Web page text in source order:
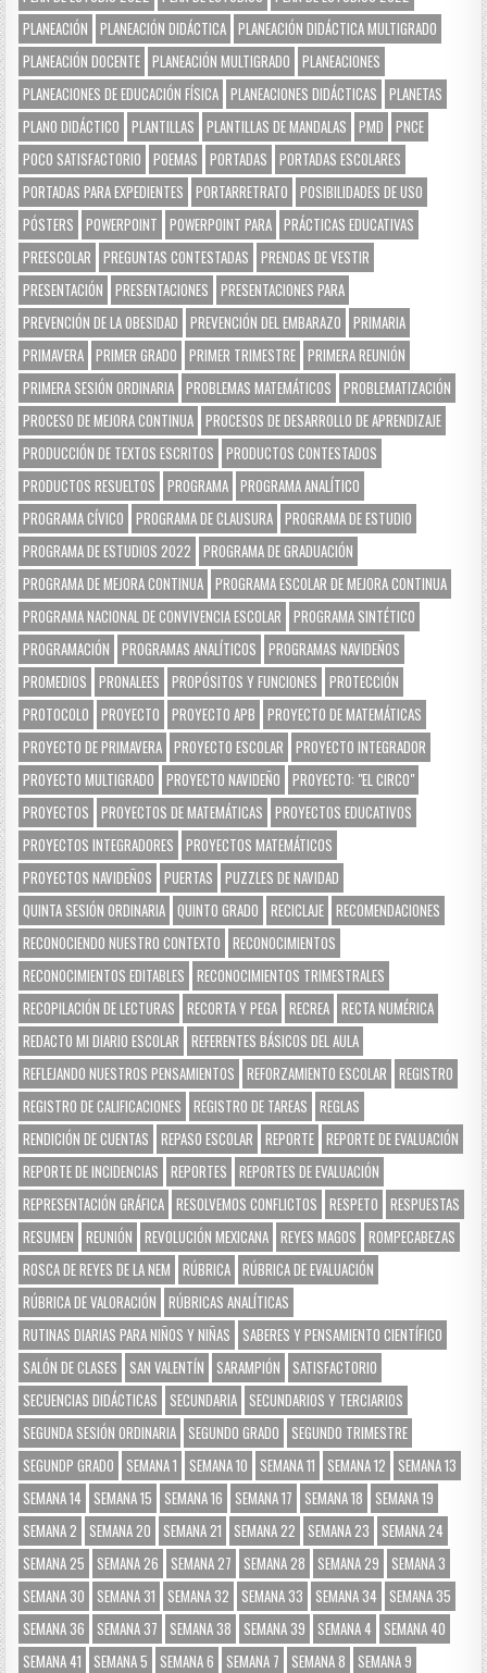
PLANEACIÓN
PLANEACIÓN DIDÁCTICA PLANEACIÓN DIDÁCTICA MULTIGRADO
PLANEACIÓN DOCENTE PLANEACIÓN MULTIGRADO
PLANEACIONES
PLANEACIONES DE EDUCACIÓN FÍSICA PLANEACIONES DIDÁCTICAS
PLANETAS
PLANO DIDÁCTICO
PLANTILLAS PLANTILLAS DE MANDALAS PMD
PNCE
POCO SATISFACTORIO
POEMAS PORTADAS
PORTADAS ESCOLARES
PORTADAS PARA EXPEDIENTES
PORTARRETRATO
POSIBILIDADES DE USO
PÓSTERS
POWERPOINT POWERPOINT PARA PRÁCTICAS EDUCATIVAS
PREESCOLAR
PREGUNTAS CONTESTADAS
PRENDAS DE VESTIR
PRESENTACIÓN
PRESENTACIONES
PRESENTACIONES PARA
PREVENCIÓN DE LA OBESIDAD
PREVENCIÓN DEL EMBARAZO
PRIMARIA
PRIMAVERA PRIMER GRADO PRIMER TRIMESTRE PRIMERA REUNIÓN
PRIMERA SESIÓN ORDINARIA PROBLEMAS MATEMÁTICOS
PROBLEMATIZACIÓN
PROCESO DE MEJORA CONTINUA PROCESOS DE DESARROLLO DE APRENDIZAJE
PRODUCCIÓN DE TEXTOS ESCRITOS
PRODUCTOS CONTESTADOS
PRODUCTOS RESUELTOS
PROGRAMA PROGRAMA ANALÍTICO
PROGRAMA CÍVICO
PROGRAMA DE CLAUSURA PROGRAMA DE ESTUDIO
PROGRAMA DE ESTUDIOS 2022
PROGRAMA DE GRADUACIÓN
PROGRAMA DE MEJORA CONTINUA PROGRAMA ESCOLAR DE MEJORA CONTINUA
PROGRAMA NACIONAL DE CONVIVENCIA ESCOLAR
PROGRAMA SINTÉTICO
PROGRAMACIÓN
PROGRAMAS ANALÍTICOS
PROGRAMAS NAVIDEÑOS
PROMEDIOS
PRONALEES PROPÓSITOS Y FUNCIONES
PROTECCIÓN
PROTOCOLO
PROYECTO PROYECTO APB
PROYECTO DE MATEMÁTICAS
PROYECTO DE PRIMAVERA PROYECTO ESCOLAR
PROYECTO INTEGRADOR
PROYECTO MULTIGRADO
PROYECTO NAVIDEÑO
PROYECTO: "EL CIRCO"
PROYECTOS
PROYECTOS DE MATEMÁTICAS
PROYECTOS EDUCATIVOS
PROYECTOS INTEGRADORES
PROYECTOS MATEMÁTICOS
PROYECTOS NAVIDEÑOS
PUERTAS
PUZZLES DE NAVIDAD
QUINTA SESIÓN ORDINARIA QUINTO GRADO RECICLAJE RECOMENDACIONES
RECONOCIENDO NUESTRO CONTEXTO
RECONOCIMIENTOS
RECONOCIMIENTOS EDITABLES
RECONOCIMIENTOS TRIMESTRALES
RECOPILACIÓN DE LECTURAS
RECORTA Y PEGA RECREA RECTA NUMÉRICA
REDACTO MI DIARIO ESCOLAR
REFERENTES BÁSICOS DEL AULA
REFLEJANDO NUESTROS PENSAMIENTOS
REFORZAMIENTO ESCOLAR
REGISTRO
REGISTRO DE CALIFICACIONES
REGISTRO DE TAREAS
REGLAS
RENDICIÓN DE CUENTAS
REPASO ESCOLAR REPORTE REPORTE DE EVALUACIÓN
REPORTE DE INCIDENCIAS
REPORTES
REPORTES DE EVALUACIÓN
REPRESENTACIÓN GRÁFICA RESOLVEMOS CONFLICTOS RESPETO
RESPUESTAS
RESUMEN
REUNIÓN REVOLUCIÓN MEXICANA REYES MAGOS
ROMPECABEZAS
ROSCA DE REYES DE LA NEM
RÚBRICA RÚBRICA DE EVALUACIÓN
RÚBRICA DE VALORACIÓN
RÚBRICAS ANALÍTICAS
RUTINAS DIARIAS PARA NIÑOS Y NIÑAS
SABERES Y PENSAMIENTO CIENTÍFICO
SALÓN DE CLASES
SAN VALENTÍN SARAMPIÓN
SATISFACTORIO
SECUENCIAS DIDÁCTICAS
SECUNDARIA SECUNDARIOS Y TERCIARIOS
SEGUNDA SESIÓN ORDINARIA SEGUNDO GRADO
SEGUNDO TRIMESTRE
SEGUNDP GRADO
SEMANA 1 SEMANA 10 SEMANA 11 SEMANA 12
SEMANA 13
SEMANA 14
SEMANA 15 SEMANA 16 SEMANA 17 SEMANA 18
SEMANA 19
SEMANA 2
SEMANA 20 SEMANA 21 SEMANA 22 SEMANA 23
SEMANA 24
SEMANA 25
SEMANA 26 SEMANA 27 SEMANA 28 SEMANA 29
SEMANA 3
SEMANA 30
SEMANA 31 SEMANA 32 SEMANA 33 SEMANA 34
SEMANA 35
SEMANA 36
SEMANA 37 SEMANA 38 SEMANA 39 SEMANA 4
SEMANA 40
SEMANA 41
SEMANA 5 SEMANA 6 SEMANA 7 SEMANA 8
SEMANA 9